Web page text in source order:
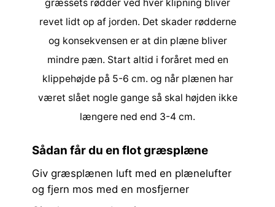
græssets rødder ved hver klipning bliver
revet lidt op af jorden. Det skader rødderne
og konsekvensen er at din plæne bliver
mindre pæn. Start altid i foråret med en
klippehøjde på 5-6 cm. og når plænen har
været slået nogle gange så skal højden ikke
længere ned end 3-4 cm.
Sådan får du en flot græsplæne
Giv græsplænen luft med en plænelufter
og fjern mos med en mosfjerner